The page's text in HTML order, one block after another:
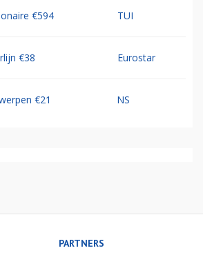
€594 TUI
€38 Eurostar
€21 NS
PARTNERS